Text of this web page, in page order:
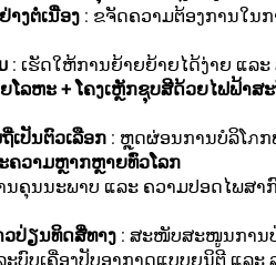
ງຕໍ່ເນື່ອງ : ຂຈັດຄວາມຕ້ອງການໃນ
: ເຮັດໃຫ້ການຍ້າຍຍ້າຍໄດ້ງ່າຍ ແລ
ໂລຫະ + ໂຄງເຫຼັກຊຸບສີດ້ວຍໄຟຟ້າສ
ເປັນຕົວເລືອກ : ຫຼຸດຜ່ອນການບໍລິໂภກ
ຄວາມຫຼາກຫຼາຍທົ່ວໂລກ
ຄຸນນະພາບ ແລະ ຄວາມປອດໄພສາ
ວປ່ຽນທິດສີ່ທາງ : ສະໜັບສະໜູນການປ່
ະບົບເຄື່ອງປັບອາກາດແບບຍູນິຕີ ແລ